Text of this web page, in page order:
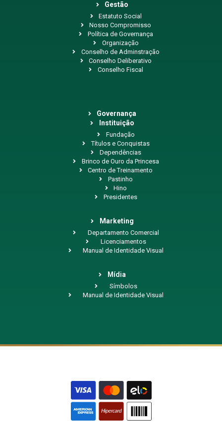
Gestão
Estatuto Social
Nosso Compromisso
Política de Governança
Organização
Conselho de Adminstração
Conselho Deliberativo
Conselho Fiscal
Governança
Instituição
Fundação
Títulos e Conquistas
Dependências
Brinco de Ouro da Princesa
Centro de Treinamento
Pastinho
Hino
Presidentes
Marketing
Departamento Comercial
Licenciamentos
Manual de Identidade Visual
Mídia
Símbolos
Manual de Identidade Visual